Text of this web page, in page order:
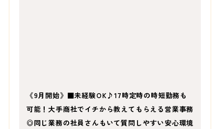
《9月開始》■未経験OK♪17時定時の時短勤務も
可能！大手商社でイチから教えてもらえる営業事務
◎同じ業務の社員さんもいて質問しやすい安心環境